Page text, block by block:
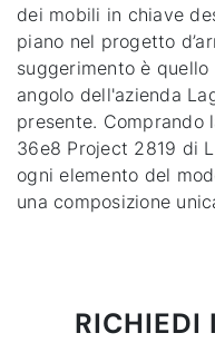
dei mobili in chiave
piano nel progetto
suggerimento è
angolo dell'azienda
presente. Comprando
36e8 Project 2819 di
ogni elemento del
una composizione
RICHIEDI